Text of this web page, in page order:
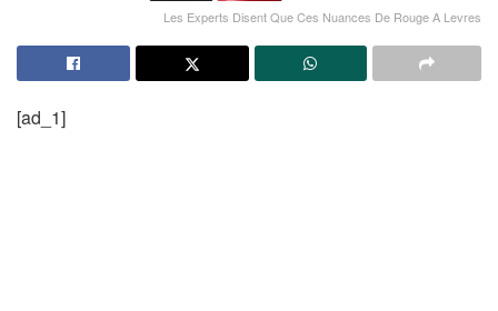
Les Experts Disent Que Ces Nuances De Rouge A Levres
[ad_1]